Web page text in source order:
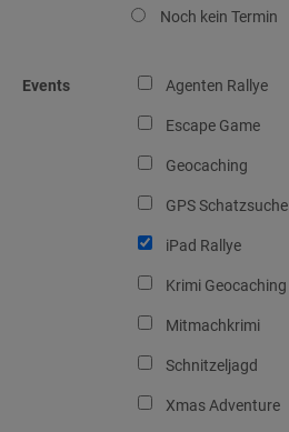
Noch kein Termin
Events Agenten Rallye
Escape Game
Geocaching
GPS Schatzsuche
iPad Rallye
Krimi Geocaching
Mitmachkrimi
Schnitzeljagd
Xmas Adventure